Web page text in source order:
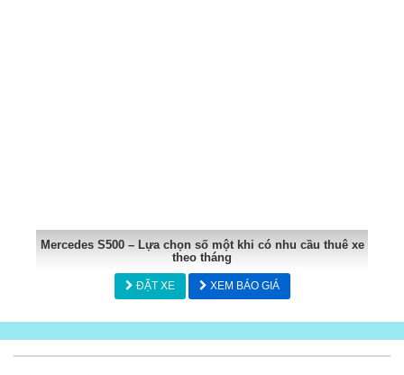
Mercedes S500 – Lựa chọn số một khi có nhu cầu thuê xe
theo tháng
ĐẶT XE XEM BÁO GIÁ